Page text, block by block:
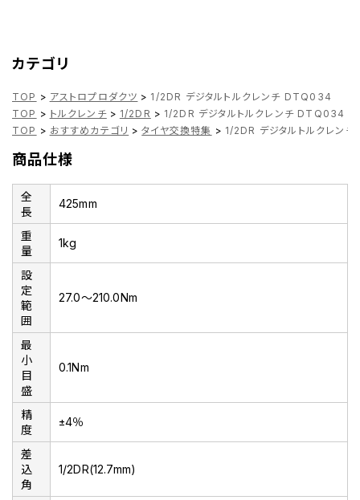
カテゴリ
TOP > アストロプロダクツ > 1/2DR デジタルトルクレンチ DTQ034
TOP > トルクレンチ > 1/2DR > 1/2DR デジタルトルクレンチ DTQ034
TOP > おすすめカテゴリ > タイヤ交換特集 > 1/2DR デジタルトルクレン
商品仕様
全
長
425mm
重
量
1kg
設
定
範
囲
27.0～210.0Nm
最
小
目
盛
0.1Nm
精
度
±4％
差
込
角
1/2DR(12.7mm)